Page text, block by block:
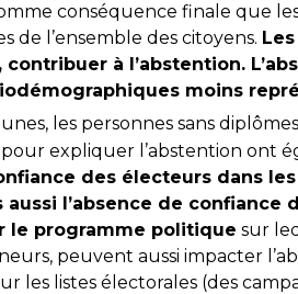
conséquence finale que
de l’ensemble des citoyens.
contribuer à l’abstention.
moins
les personnes sans
pour expliquer l’abstention ont
des électeurs dans
l’absence de confiance
le programme politique sur
peuvent aussi impacter
les listes électorales (des